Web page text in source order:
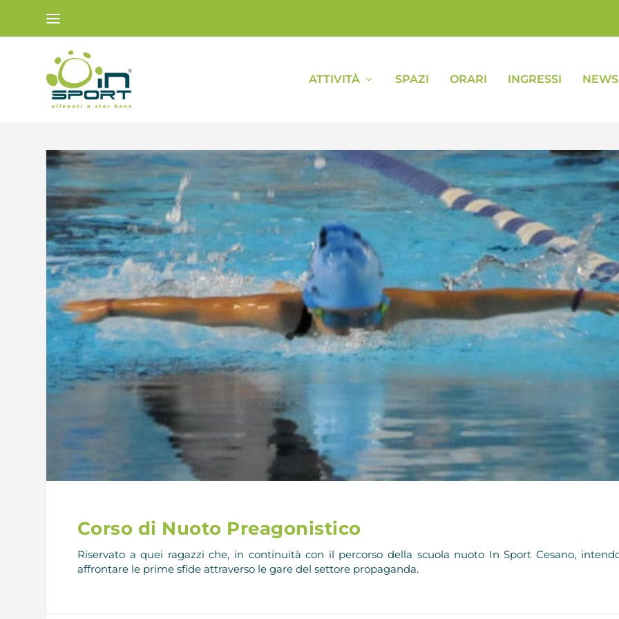
ATTIVITÀ SPAZI ORARI INGRESSI
Corso di Nuoto Preagonistico
Riservato a quei ragazzi che, in continuità con il percorso della scuola nuoto In Sport Cesano,
affrontare le prime sfide attraverso le gare del settore propaganda.